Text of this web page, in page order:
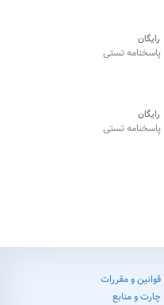
رایگان
پاسخنامه تستی
رایگان
پاسخنامه تستی
قوانین و مقررات
چارت و منابع